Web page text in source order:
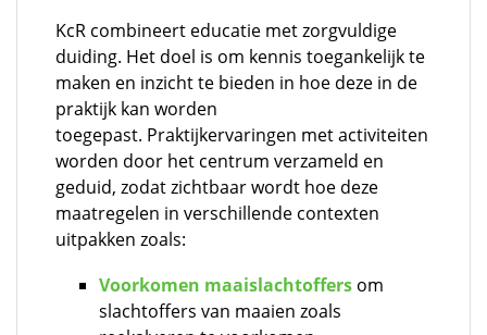
KcR combineert educatie met zorgvuldige
duiding. Het doel is om kennis toegankelijk te
maken en inzicht te bieden in hoe deze in de
praktijk kan worden
toegepast. Praktijkervaringen met activiteiten
worden door het centrum verzameld en
geduid, zodat zichtbaar wordt hoe deze
maatregelen in verschillende contexten
uitpakken zoals:
Voorkomen maaislachtoffers om
slachtoffers van maaien zoals